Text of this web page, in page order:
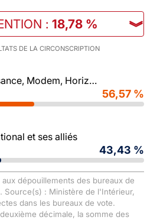
: 18,78 % ︾
DE LA CIRCONSCRIPTION
Modem, Horizons)
56,57 %
et ses alliés
43,43 %
dépouillements des bureaux de
Source(s) : Ministère de l'Intérieur,
dans les bureaux de vote.
décimale, la somme des